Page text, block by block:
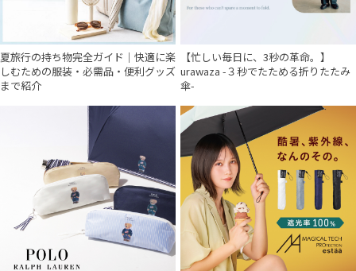
夏旅行の持ち物完全ガイド｜快適に楽
しむための服装・必需品・便利グッズ
まで紹介
【忙しい毎日に、3秒の革命。】
urawaza -３秒でたためる折りたたみ
傘-